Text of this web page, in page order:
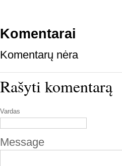
Komentarai
Komentarų nėra
Rašyti komentarą
Vardas
Message